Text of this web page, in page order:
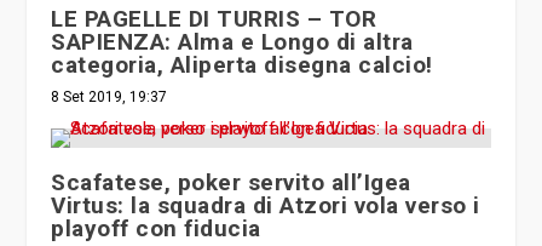
LE PAGELLE DI TURRIS – TOR
SAPIENZA: Alma e Longo di altra
categoria, Aliperta disegna calcio!
8 Set 2019, 19:37
Scafatese, poker servito all’Igea
Virtus: la squadra di Atzori vola verso i
playoff con fiducia